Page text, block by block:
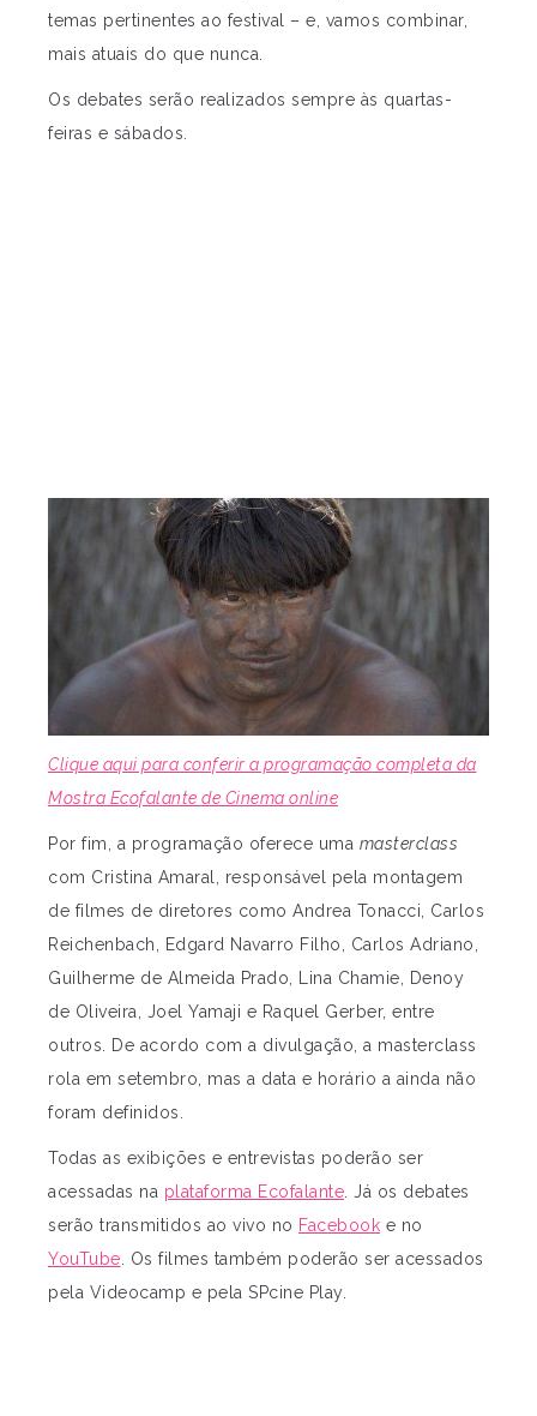
temas pertinentes ao festival – e, vamos combinar,
mais atuais do que nunca.
Os debates serão realizados sempre às quartas-
feiras e sábados.
Clique aqui para conferir a programação completa da
Mostra Ecofalante de Cinema online
Por fim, a programação oferece uma masterclass
com Cristina Amaral, responsável pela montagem
de filmes de diretores como Andrea Tonacci, Carlos
Reichenbach, Edgard Navarro Filho, Carlos Adriano,
Guilherme de Almeida Prado, Lina Chamie, Denoy
de Oliveira, Joel Yamaji e Raquel Gerber, entre
outros. De acordo com a divulgação, a masterclass
rola em setembro, mas a data e horário a ainda não
foram definidos.
Todas as exibições e entrevistas poderão ser
acessadas na plataforma Ecofalante. Já os debates
serão transmitidos ao vivo no Facebook e no
YouTube. Os filmes também poderão ser acessados
pela Videocamp e pela SPcine Play.